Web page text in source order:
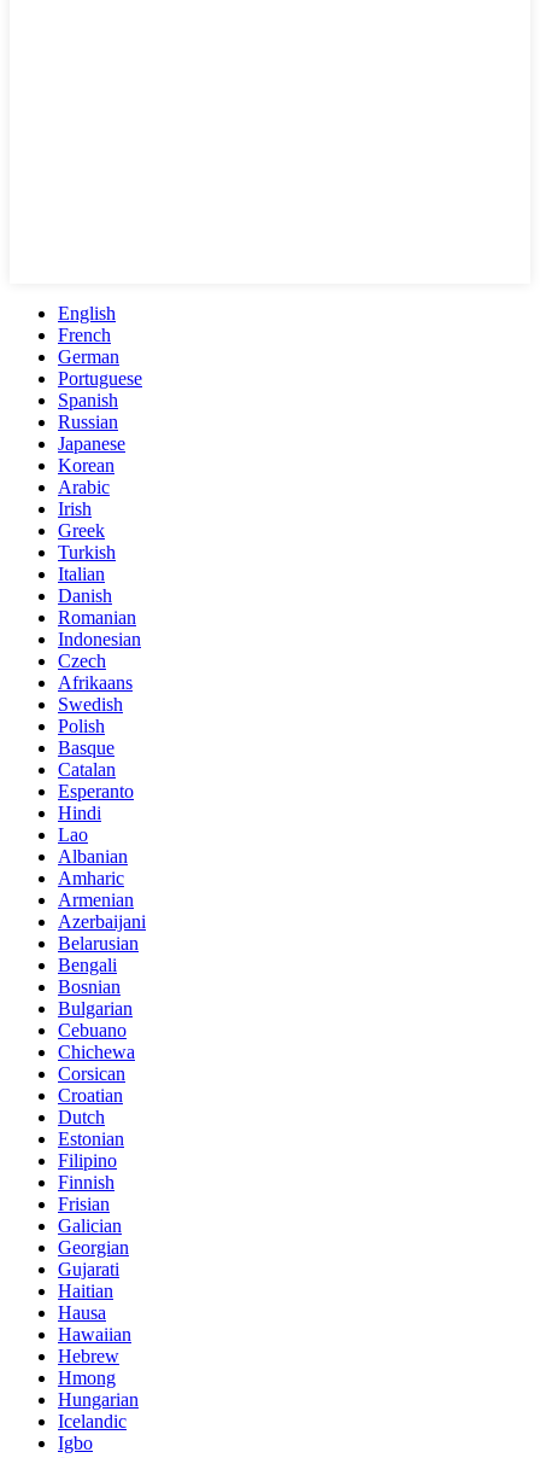
English
French
German
Portuguese
Spanish
Russian
Japanese
Korean
Arabic
Irish
Greek
Turkish
Italian
Danish
Romanian
Indonesian
Czech
Afrikaans
Swedish
Polish
Basque
Catalan
Esperanto
Hindi
Lao
Albanian
Amharic
Armenian
Azerbaijani
Belarusian
Bengali
Bosnian
Bulgarian
Cebuano
Chichewa
Corsican
Croatian
Dutch
Estonian
Filipino
Finnish
Frisian
Galician
Georgian
Gujarati
Haitian
Hausa
Hawaiian
Hebrew
Hmong
Hungarian
Icelandic
Igbo